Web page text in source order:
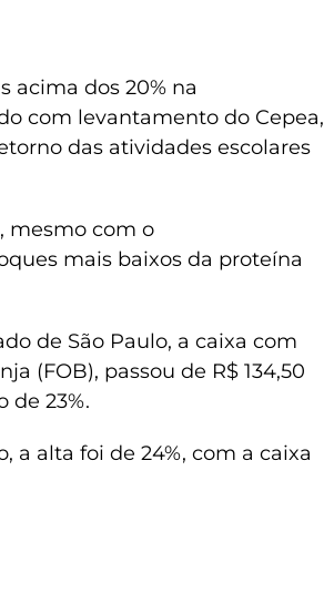
acima dos 20% na
com levantamento do Cepea,
das atividades escolares
mesmo com o
mais baixos da proteína
de São Paulo, a caixa com
(FOB), passou de R$ 134,50
de 23%.
a alta foi de 24%, com a caixa